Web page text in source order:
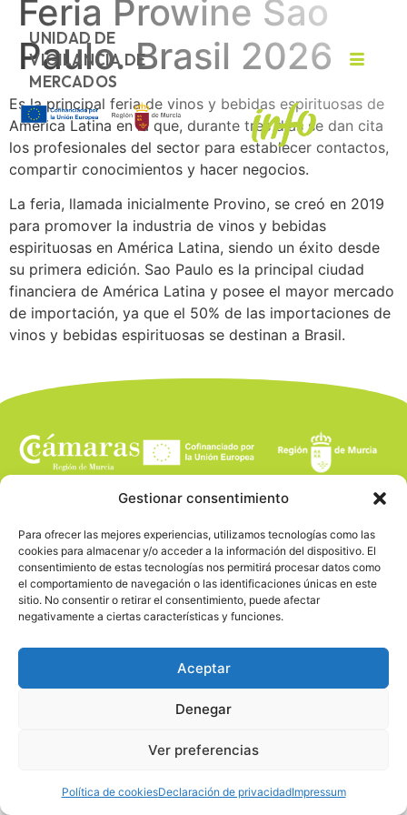
Gestionar consentimiento
Para ofrecer las mejores experiencias, utilizamos tecnologías como las
cookies para almacenar y/o acceder a la información del dispositivo. El
consentimiento de estas tecnologías nos permitirá procesar datos como
el comportamiento de navegación o las identificaciones únicas en este
sitio. No consentir o retirar el consentimiento, puede afectar
negativamente a ciertas características y funciones.
Aceptar
Denegar
Ver preferencias
Política de cookiesDeclaración de privacidadImpressum
UNIDAD DE
VIGILANCIA DE
MERCADOS
Feria Prowine Sao
Paulo. Brasil 2026
Es la principal feria de vinos y bebidas espirituosas de
América Latina en la que, durante tres días se dan cita
los profesionales del sector para establecer contactos,
compartir conocimientos y hacer negocios.
La feria, llamada inicialmente Provino, se creó en 2019
para promover la industria de vinos y bebidas
espirituosas en América Latina, siendo un éxito desde
su primera edición. Sao Paulo es la principal ciudad
financiera de América Latina y posee el mayor mercado
de importación, ya que el 50% de las importaciones de
vinos y bebidas espirituosas se destinan a Brasil.